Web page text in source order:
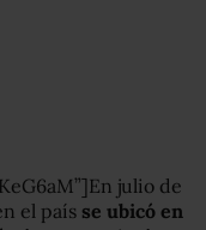
julio de
el país se ubicó en